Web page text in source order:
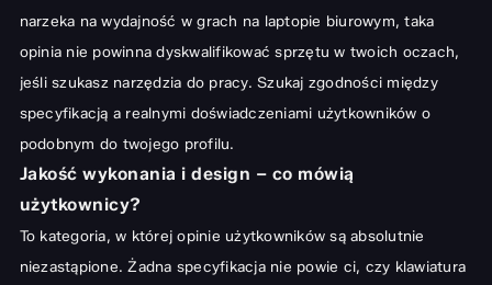
narzeka na wydajność w grach na laptopie biurowym, taka
opinia nie powinna dyskwalifikować sprzętu w twoich oczach,
jeśli szukasz narzędzia do pracy. Szukaj zgodności między
specyfikacją a realnymi doświadczeniami użytkowników o
podobnym do twojego profilu.
Jakość wykonania i design – co mówią
użytkownicy?
To kategoria, w której opinie użytkowników są absolutnie
niezastąpione. Żadna specyfikacja nie powie ci, czy klawiatura